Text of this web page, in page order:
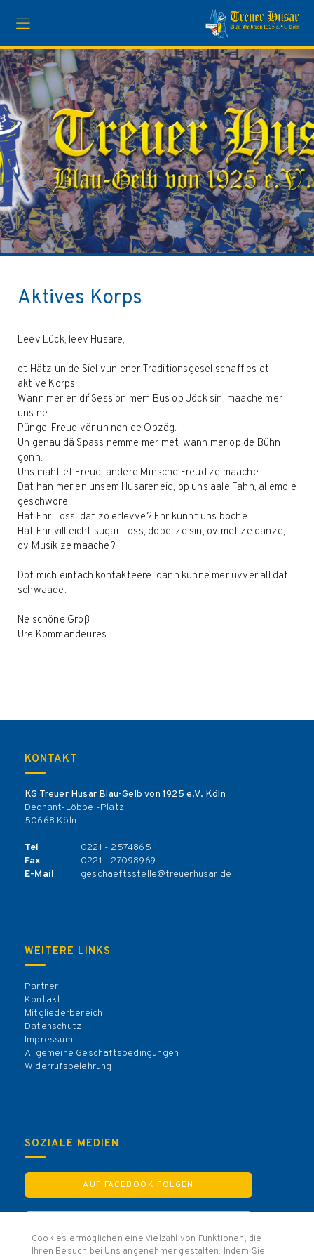
Aktives Korps
Leev Lück, leev Husare,
et Hätz un de Siel vun ener Traditionsgesellschaff es et
aktive Korps.
Wann mer en dr´ Session mem Bus op Jöck sin, maache mer
uns ne
Püngel Freud vör un noh de Opzög.
Un genau dä Spass nemme mer met, wann mer op de Bühn
gonn.
Uns mäht et Freud, andere Minsche Freud ze maache.
Dat han mer en unsem Husareneid, op uns aale Fahn, allemole
geschwore.
Hat Ehr Loss, dat zo erlevve? Ehr künnt uns boche.
Hat Ehr villleicht sugar Loss, dobei ze sin, ov met ze danze,
ov Musik ze maache?
Dot mich einfach kontakteere, dann künne mer üvver all dat
schwaade.
Ne schöne Groß
Üre Kommandeures
KONTAKT
KG Treuer Husar Blau-Gelb von 1925 e.V. Köln
Dechant-Löbbel-Platz 1
50668 Köln
Tel
0221 - 2574865
Fax
0221 - 27098969
E-Mail
geschaeftsstelle@treuerhusar.de
WEITERE LINKS
Partner
Kontakt
Mitgliederbereich
Datenschutz
Impressum
Allgemeine Geschäftsbedingungen
Widerrufsbelehrung
SOZIALE MEDIEN
AUF FACEBOOK FOLGEN
Cookies ermöglichen eine Vielzahl von Funktionen, die
Ihren Besuch bei Uns angenehmer gestalten. Indem Sie